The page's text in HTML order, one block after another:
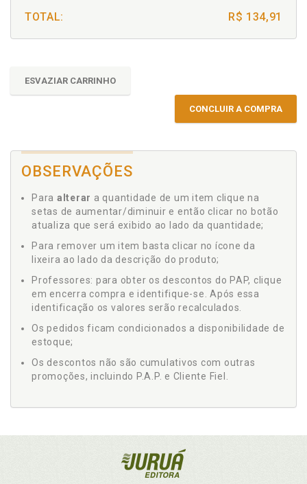
TOTAL: R$ 134,91
ESVAZIAR CARRINHO
CONCLUIR A COMPRA
OBSERVAÇÕES
Para alterar a quantidade de um item clique na
setas de aumentar/diminuir e então clicar no botão
atualiza que será exibido ao lado da quantidade;
Para remover um item basta clicar no ícone da
lixeira ao lado da descrição do produto;
Professores: para obter os descontos do PAP, clique
em encerra compra e identifique-se. Após essa
identificação os valores serão recalculados.
Os pedidos ficam condicionados a disponibilidade de
estoque;
Os descontos não são cumulativos com outras
promoções, incluindo P.A.P. e Cliente Fiel.